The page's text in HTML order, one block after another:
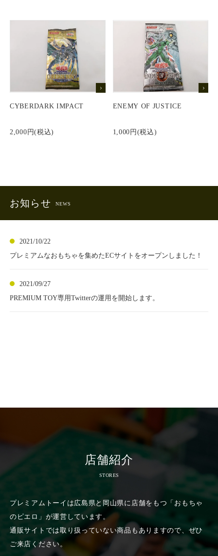
CYBERDARK IMPACT
2,000円(税込)
ENEMY OF JUSTICE
1,000円(税込)
お知らせ NEWS
2021/10/22
プレミアムなおもちゃを集めたECサイトをオープンしました！
2021/09/27
PREMIUM TOY専用Twitterの運用を開始します。
店舗紹介
STORES
プレミアムトーイは広島県と岡山県に店舗をもつ「おもちゃ
のピエロ」が運営しています。
通販サイトでは取り扱っていない商品もありますので、ぜひ
ご来店ください。